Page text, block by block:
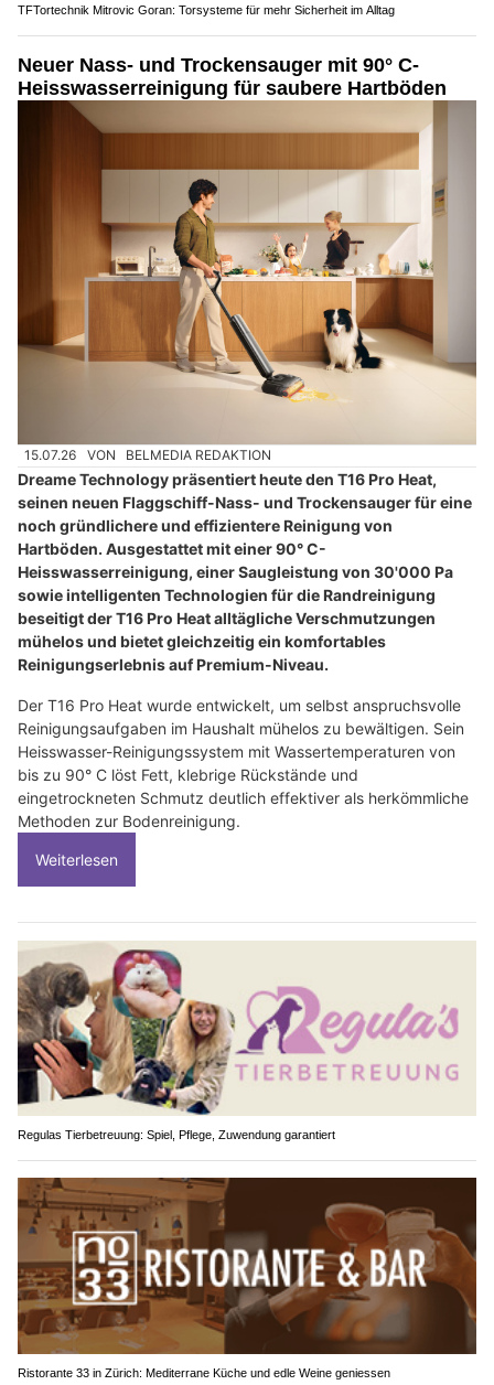
TFTortechnik Mitrovic Goran: Torsysteme für mehr Sicherheit im Alltag
Neuer Nass- und Trockensauger mit 90° C-
Heisswasserreinigung für saubere Hartböden
15.07.26 VON BELMEDIA REDAKTION
Dreame Technology präsentiert heute den T16 Pro Heat,
seinen neuen Flaggschiff-Nass- und Trockensauger für eine
noch gründlichere und effizientere Reinigung von
Hartböden. Ausgestattet mit einer 90° C-
Heisswasserreinigung, einer Saugleistung von 30'000 Pa
sowie intelligenten Technologien für die Randreinigung
beseitigt der T16 Pro Heat alltägliche Verschmutzungen
mühelos und bietet gleichzeitig ein komfortables
Reinigungserlebnis auf Premium-Niveau.
Der T16 Pro Heat wurde entwickelt, um selbst anspruchsvolle
Reinigungsaufgaben im Haushalt mühelos zu bewältigen. Sein
Heisswasser-Reinigungssystem mit Wassertemperaturen von
bis zu 90° C löst Fett, klebrige Rückstände und
eingetrockneten Schmutz deutlich effektiver als herkömmliche
Methoden zur Bodenreinigung.
Weiterlesen
Regulas Tierbetreuung: Spiel, Pflege, Zuwendung garantiert
Ristorante 33 in Zürich: Mediterrane Küche und edle Weine geniessen